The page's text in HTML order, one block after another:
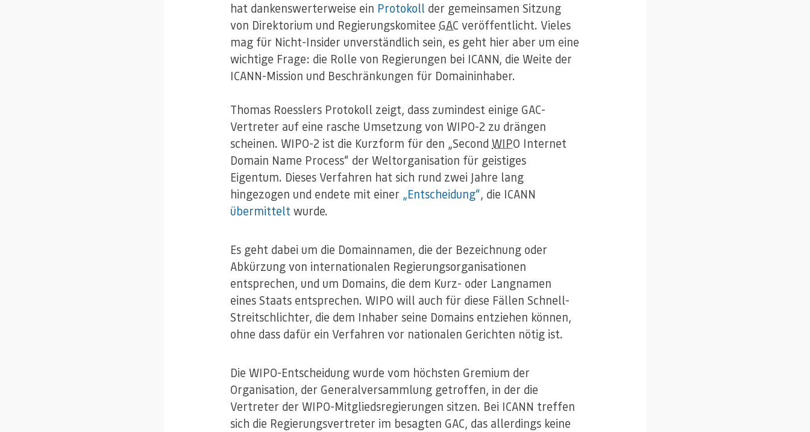
hat dankenswerterweise ein Protokoll der gemeinsamen Sitzung
von Direktorium und Regierungskomitee GAC veröffentlicht. Vieles
mag für Nicht-Insider unverständlich sein, es geht hier aber um eine
wichtige Frage: die Rolle von Regierungen bei ICANN, die Weite der
ICANN-Mission und Beschränkungen für Domaininhaber.
Thomas Roesslers Protokoll zeigt, dass zumindest einige GAC-
Vertreter auf eine rasche Umsetzung von WIPO-2 zu drängen
scheinen. WIPO-2 ist die Kurzform für den „Second WIPO Internet
Domain Name Process“ der Weltorganisation für geistiges
Eigentum. Dieses Verfahren hat sich rund zwei Jahre lang
hingezogen und endete mit einer „Entscheidung“, die ICANN
übermittelt wurde.
Es geht dabei um die Domainnamen, die der Bezeichnung oder
Abkürzung von internationalen Regierungsorganisationen
entsprechen, und um Domains, die dem Kurz- oder Langnamen
eines Staats entsprechen. WIPO will auch für diese Fällen Schnell-
Streitschlichter, die dem Inhaber seine Domains entziehen können,
ohne dass dafür ein Verfahren vor nationalen Gerichten nötig ist.
Die WIPO-Entscheidung wurde vom höchsten Gremium der
Organisation, der Generalversammlung getroffen, in der die
Vertreter der WIPO-Mitgliedsregierungen sitzen. Bei ICANN treffen
sich die Regierungsvertreter im besagten GAC, das allerdings keine